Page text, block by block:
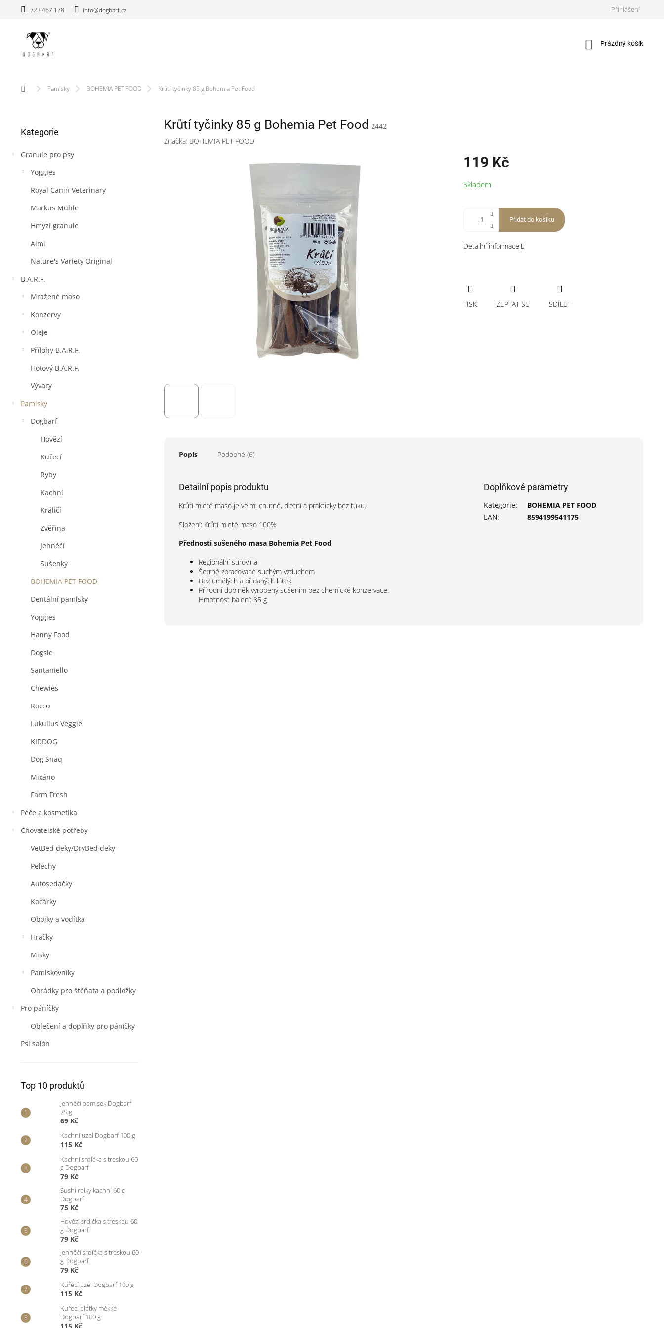
723 467 178 info@dogbarf.cz Přihlášení
Nákupní
Prázdný košík
Domů Pamlsky BOHEMIA PET FOOD Krůtí tyčinky 85 g Bohemia Pet Food
s
r
a
kategorie
Kategorie
Granule pro psy
Yoggies
Royal Canin Veterinary
Markus Mühle
Hmyzí granule
Almi
Nature's Variety Original
B.A.R.F.
Mražené maso
Konzervy
Oleje
Přílohy B.A.R.F.
Hotový B.A.R.F.
Vývary
Pamlsky
Dogbarf
Hovězí
Kuřecí
Ryby
Kachní
Králičí
Zvěřina
Jehněčí
Sušenky
BOHEMIA PET FOOD
Dentální pamlsky
Yoggies
Hanny Food
Dogsie
Santaniello
Chewies
Rocco
Lukullus Veggie
KIDDOG
Dog Snaq
Mixáno
Farm Fresh
Péče a kosmetika
Chovatelské potřeby
VetBed deky/DryBed deky
Pelechy
Autosedačky
Kočárky
Obojky a vodítka
Hračky
Misky
Pamlskovníky
Ohrádky pro štěňata a podložky
Pro páníčky
Oblečení a doplňky pro páníčky
Psí salón
Top 10 produktů
Jehněčí pamlsek Dogbarf
75 g
69 Kč
Kachní uzel Dogbarf 100 g
115 Kč
Kachní srdíčka s treskou 60
g Dogbarf
79 Kč
Sushi rolky kachní 60 g
Dogbarf
75 Kč
Hovězí srdíčka s treskou 60
g Dogbarf
79 Kč
Jehněčí srdíčka s treskou 60
g Dogbarf
79 Kč
Kuřecí uzel Dogbarf 100 g
115 Kč
Kuřecí plátky měkké
Dogbarf 100 g
115 Kč
Krůtí tyčinky 85 g Bohemia Pet Food 2442
Značka: BOHEMIA PET FOOD
119 Kč
cena:
Skladem
Přidat do košíku
Detailní informace
TISK ZEPTAT SE SDÍLET
Popis Podobné (6)
Detailní popis produktu
Krůtí mleté maso je velmi chutné, dietní a prakticky bez tuku.
Složení: Krůtí mleté maso 100%
Přednosti sušeného masa Bohemia Pet Food
Regionální surovina
Šetrně zpracované suchým vzduchem
Bez umělých a přidaných látek
Přírodní doplněk vyrobený sušením bez chemické konzervace.
Hmotnost balení: 85 g
Doplňkové parametry
Kategorie:
BOHEMIA PET FOOD
EAN: 8594199541175